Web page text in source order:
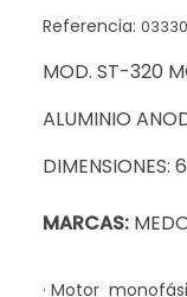
Referencia:
MOD. ST-320
ALUMINIO
MARCAS:
· Motor